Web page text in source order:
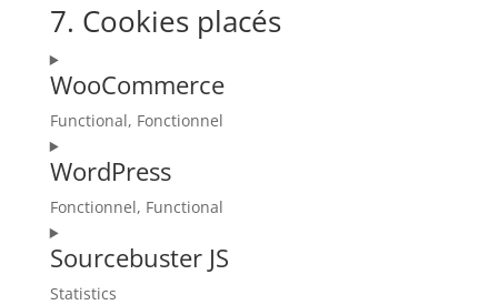
7. Cookies placés
WooCommerce
Functional, Fonctionnel
Consent
to
service
woocommerce
WordPress
Fonctionnel, Functional
Consent
to
service
Sourcebuster JS
Statistics